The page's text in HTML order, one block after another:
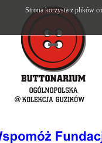
Strona korzysta z plików